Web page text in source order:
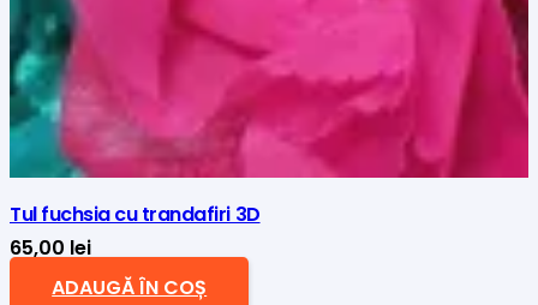
Tul fuchsia cu trandafiri 3D
65,00 lei
ADAUGĂ ÎN COȘ